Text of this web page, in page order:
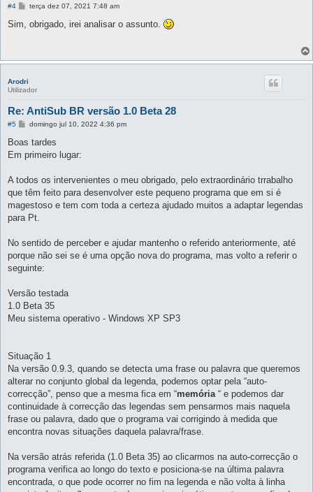
#4
M
n
m
terça dez 07, 2021 7:48 am
Sim, obrigado, irei analisar o assunto.
Arodri
Utilizador
Re: AntiSub BR versão 1.0 Beta 28
#5
M
n
a
m
domingo jul 10, 2022 4:36 pm
Boas tardes
Em primeiro lugar:
A todos os intervenientes o meu obrigado, pelo extraordinário trrabalho
que têm feito para desenvolver este pequeno programa que em si é
magestoso e tem com toda a certeza ajudado muitos a adaptar legendas
para Pt.
No sentido de perceber e ajudar mantenho o referido anteriormente, até
porque não sei se é uma opção nova do programa, mas volto a referir o
seguinte:
Versão testada
1.0 Beta 35
Meu sistema operativo - Windows XP SP3
Situação 1
Na versão 0.9.3, quando se detecta uma frase ou palavra que queremos
alterar no conjunto global da legenda, podemos optar pela “auto-
correcção”, penso que a mesma fica em “memória“ e podemos dar
continuidade à correcção das legendas sem pensarmos mais naquela
frase ou palavra, dado que o programa vai corrigindo à medida que
encontra novas situações daquela palavra/frase.
Na versão atrás referida (1.0 Beta 35) ao clicarmos na auto-correcção o
programa verifica ao longo do texto e posiciona-se na última palavra
encontrada, o que pode ocorrer no fim na legenda e não volta à linha